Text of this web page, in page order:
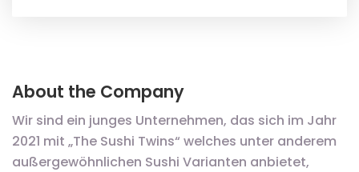
About the Company
Wir sind ein junges Unternehmen, das sich im Jahr
2021 mit „The Sushi Twins“ welches unter anderem
außergewöhnlichen Sushi Varianten anbietet,